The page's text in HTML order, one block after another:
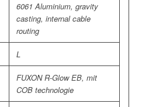
6061 Aluminium, gravity
casting, internal cable
routing
L
FUXON R-Glow EB, mit
COB technologie